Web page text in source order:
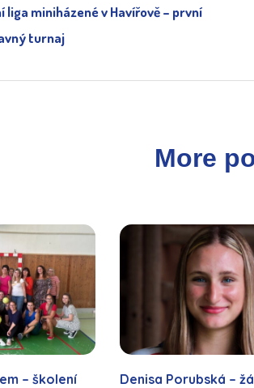
liga miniházené v Havířově – první
turnaj
More
– školení
Denisa Porubská –